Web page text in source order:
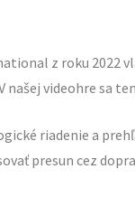
z roku 2022
videohre sa
riadenie a
presun cez